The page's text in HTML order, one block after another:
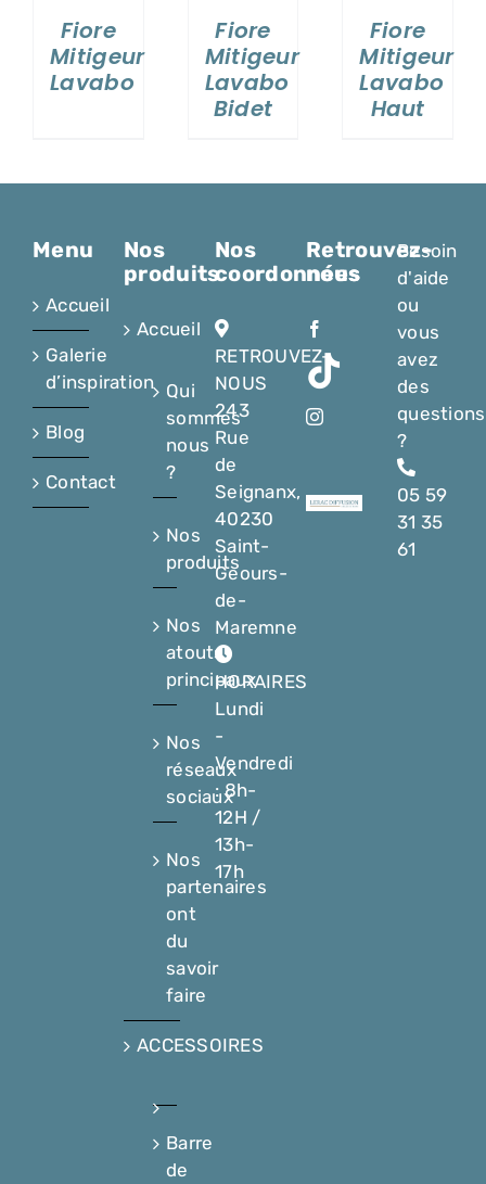
MIROIRS ET ECLAIRAGES
ROBINETTERIE
CONTACT
Fiore
Mitigeur
Lavabo
Fiore
Mitigeur
Lavabo
Bidet
Fiore
Mitigeur
Lavabo
Haut
Menu
Accueil
Galerie
d’inspiration
Blog
Contact
Nos
produits
Accueil
Qui
sommes
nous
?
Nos
produits
Nos
atouts
principaux
Nos
réseaux
sociaux
Nos
partenaires
ont
du
savoir
faire
ACCESSOIRES
Barre
de
Nos
coordonnées
RETROUVEZ-
NOUS
243
Rue
de
Seignanx,
40230
Saint-
Geours-
de-
Maremne
HORAIRES
Lundi
-
Vendredi
: 8h-
12H /
13h-
17h
Retrouvez-
nous
Besoin
d'aide
ou
vous
avez
des
questions
?
05 59
31 35
61